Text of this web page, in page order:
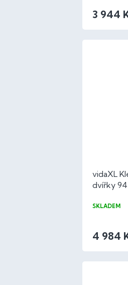
3 944
vidaXL
dvířky
SKLADEM
4 984